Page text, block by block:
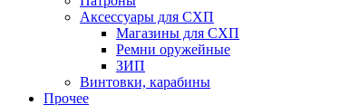
Аксессуары для СХП
Магазины для СХП
Ремни оружейные
ЗИП
Винтовки, карабины
Прочее